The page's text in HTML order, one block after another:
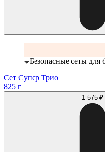
Безопасные сеты для
Сет Супер Трио
825 г
1 575 ₽